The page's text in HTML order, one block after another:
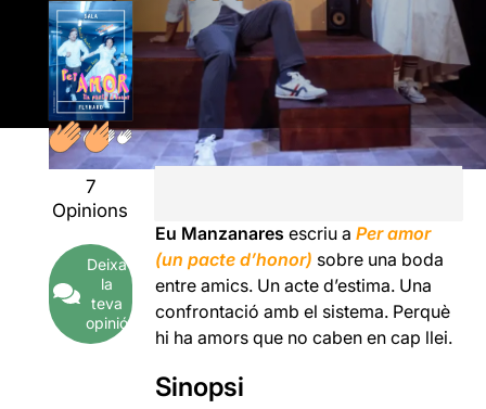
7
Opinions
Deixa
la
teva
opinió
Eu Manzanares escriu aPer amor
(un pacte d’honor) sobre una boda
entre amics. Un acte d’estima. Una
confrontació amb el sistema. Perquè
hi ha amors que no caben en cap llei.
Sinopsi